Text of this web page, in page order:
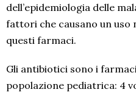
dell’epidemiologia delle
fattori che causano un
questi farmaci.
Gli antibiotici sono i
popolazione pediatrica: 4